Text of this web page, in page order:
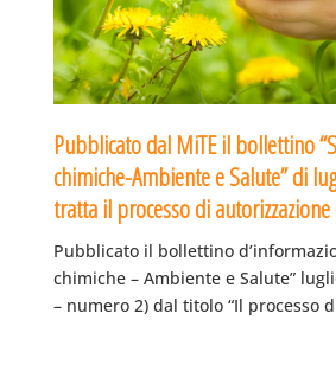
Pubblicato dal MiTE il bollettino
chimiche-Ambiente e Salute” di
tratta il processo di
Pubblicato il bollettino
chimiche – Ambiente e Salute”
– numero 2) dal titolo “Il processo